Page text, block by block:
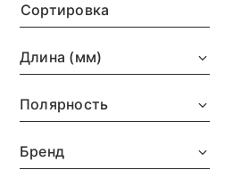
Сортировка
Длина (мм)
Полярность
Бренд